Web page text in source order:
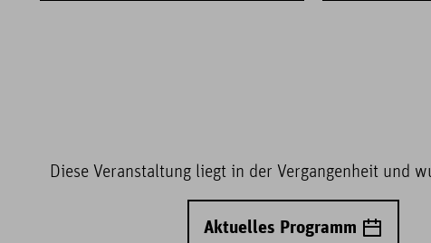
Diese Veranstaltung liegt in der Vergangenheit und
Aktuelles Programm